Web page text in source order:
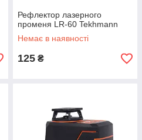
Рефлектор лазерного
променя LR-60 Tekhmann
Немає в наявності
125 ₴